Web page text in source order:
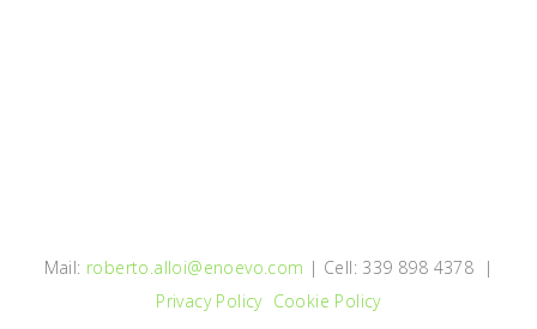
Mail: roberto.alloi@enoevo.com | Cell: 339 898 4378 |
Privacy Policy Cookie Policy